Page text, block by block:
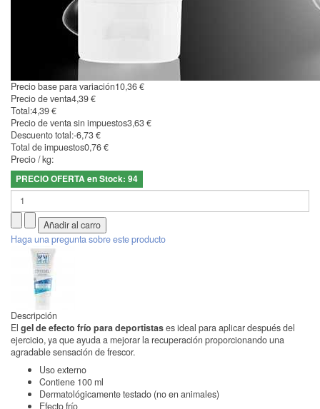
Precio base para variación10,36 €
Precio de venta4,39 €
Total:4,39 €
Precio de venta sin impuestos3,63 €
Descuento total:-6,73 €
Total de impuestos0,76 €
Precio / kg:
PRECIO OFERTA en Stock: 94
Haga una pregunta sobre este producto
Descripción
El gel de efecto frío para deportistases ideal para aplicar después del
ejercicio, ya que ayuda a mejorar la recuperación proporcionando una
agradable sensación de frescor.
Uso externo
Contiene 100 ml
Dermatológicamente testado (no en animales)
Efecto frío